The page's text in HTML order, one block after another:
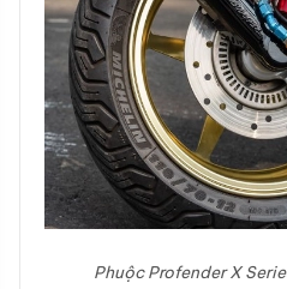
Phuộc Profender X